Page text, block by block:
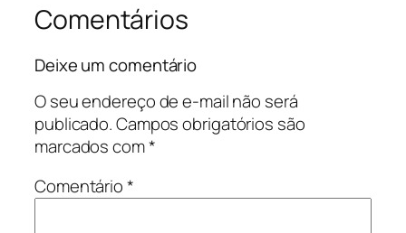
Comentários
Deixe um comentário
O seu endereço de e-mail não será
publicado.Campos obrigatórios são
marcados com*
Comentário*